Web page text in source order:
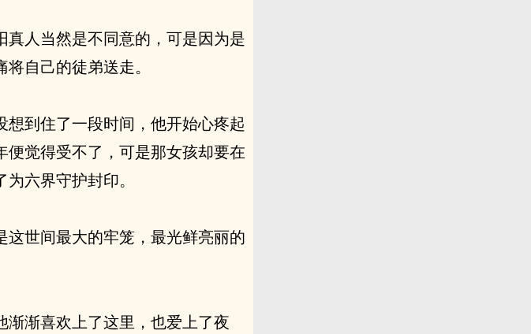
真人当然是不同意的，可是因为是
自己的徒弟送走。
到住了一段时间，他开始心疼起
觉得受不了，可是那女孩却要在
六界守护封印。
世间最大的牢笼，最光鲜亮丽的
渐喜欢上了这里，也爱上了夜